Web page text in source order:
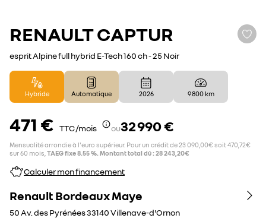
RENAULTCAPTUR
esprit Alpine full hybrid E-Tech 160 ch - 25 Noir
Hybride Automatique 2026 9 800 km
471 € TTC /mois ou32 990 €
Mensualité arrondie à l'euro supérieur. Pour un crédit de 23 090,00€ soit 470,72€
sur 60 mois, TAEG fixe 8.55 %. Montant total dû : 28 243,20€
Calculer mon financement
Renault Bordeaux Maye
50 Av. des Pyrénées33140Villenave-d'Ornon